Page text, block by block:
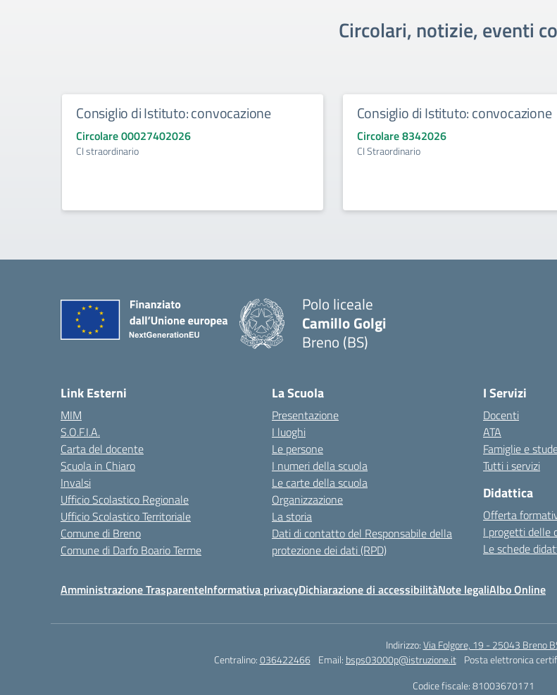
Circolari, notizie, eventi
Consiglio di Istituto: convocazione
Circolare 00027402026
CI straordinario
Consiglio di Istituto: convocazione
Circolare 8342026
CI Straordinario
Polo liceale
Camillo Golgi
Breno (BS)
Link Esterni
MIM
S.O.F.I.A.
Carta del docente
Scuola in Chiaro
Invalsi
Ufficio Scolastico Regionale
Ufficio Scolastico Territoriale
Comune di Breno
Comune di Darfo Boario Terme
La Scuola
Presentazione
I luoghi
Le persone
I numeri della scuola
Le carte della scuola
Organizzazione
La storia
Dati di contatto del Responsabile della
protezione dei dati (RPD)
I Servizi
Docenti
ATA
Famiglie e
Tutti i servizi
Didattica
Offerta
I progetti delle
Le schede
Amministrazione TrasparenteInformativa privacyDichiarazione di accessibilitàNote legaliAlbo Online
Indirizzo:Via Folgore, 19 - 25043 Breno
Centralino:036422466 Email: bsps03000p@istruzione.it Posta elettronica
Codice fiscale: 81003670171